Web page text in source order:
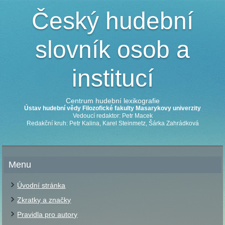
Český hudební
slovník osob a
institucí
Centrum hudební lexikografie
Ústav hudební vědy Filozofické fakulty Masarykovy univerzity
Vedoucí redaktor: Petr Macek
Redakční kruh: Petr Kalina, Karel Steinmetz, Šárka Zahrádková
Menu
Úvodní stránka
Zkratky a značky
Pravidla pro autory